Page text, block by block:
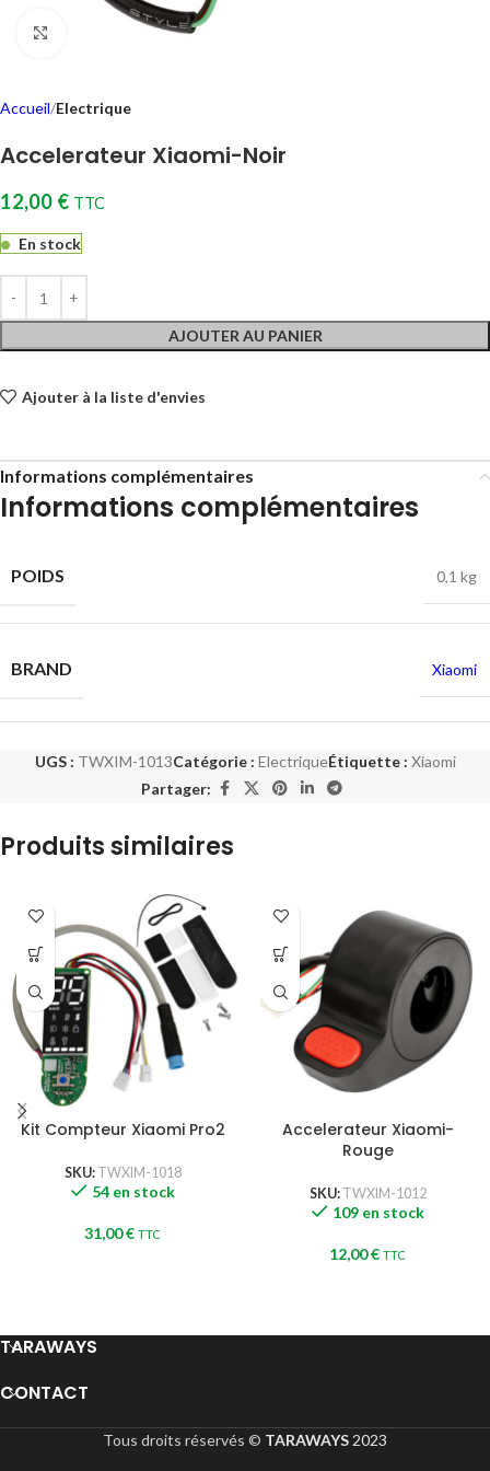
Cliquez pour agrandir
Accueil Electrique
Accelerateur Xiaomi-Noir
12,00 € TTC
En stock
AJOUTER AU PANIER
Ajouter à la liste d'envies
Informations complémentaires
Informations complémentaires
POIDS 0,1 kg
BRAND Xiaomi
UGS : TWXIM-1013Catégorie : ElectriqueÉtiquette : Xiaomi
Partager:
Produits similaires
Kit Compteur Xiaomi Pro2
SKU: TWXIM-1018
54 en stock
31,00€ TTC
Accelerateur Xiaomi-
Rouge
SKU: TWXIM-1012
109 en stock
12,00€ TTC
TARAWAYS
CONTACT
Tous droits réservés © TARAWAYS 2023